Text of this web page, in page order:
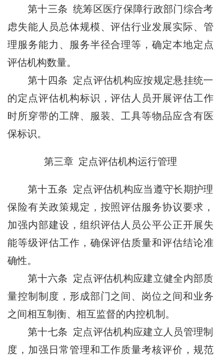
第十三条 统筹区医疗保障行政部门综合考
虑失能人员总体规模、评估行业发展实际、管
理服务能力、服务半径合理等，确定本地定点
评估机构数量。
第十四条 定点评估机构应按规定悬挂统一
的定点评估机构标识，评估人员开展评估工作
时所穿带的工牌、服装、工具等物品应含有医
保标识。
第三章 定点评估机构运行管理
第十五条 定点评估机构应当遵守长期护理
保险有关政策规定，按照评估服务协议要求，
加强内部建设，组织评估人员公平公正开展失
能等级评估工作，确保评估质量和评估结论准
确性。
第十六条 定点评估机构应建立健全内部质
量控制制度，形成部门之间、岗位之间和业务
之间相互制衡、相互监督的内控机制。
第十七条 定点评估机构应建立人员管理制
度，加强日常管理和工作质量考核评价，规范